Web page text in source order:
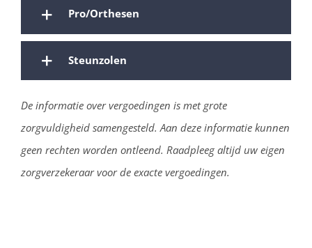
Pro/Orthesen
Steunzolen
De informatie over vergoedingen is met grote
zorgvuldigheid samengesteld. Aan deze informatie kunnen
geen rechten worden ontleend. Raadpleeg altijd uw eigen
zorgverzekeraar voor de exacte vergoedingen.